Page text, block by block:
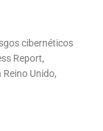
cibernéticos
Report,
Unido,